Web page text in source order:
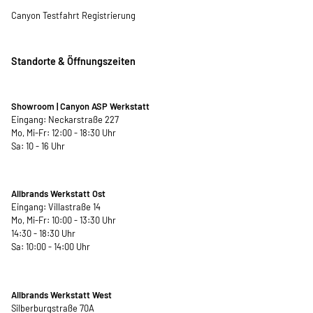
Canyon Testfahrt Registrierung
Standorte & Öffnungszeiten
Showroom | Canyon ASP Werkstatt
Eingang: Neckarstraße 227
Mo, Mi-Fr: 12:00 - 18:30 Uhr
Sa: 10 - 16 Uhr
Allbrands Werkstatt Ost
Eingang: Villastraße 14
Mo, Mi-Fr: 10:00 - 13:30 Uhr
14:30 - 18:30 Uhr
Sa: 10:00 - 14:00 Uhr
Allbrands Werkstatt West
Silberburgstraße 70A